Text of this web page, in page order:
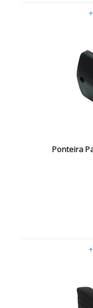
Ponteira